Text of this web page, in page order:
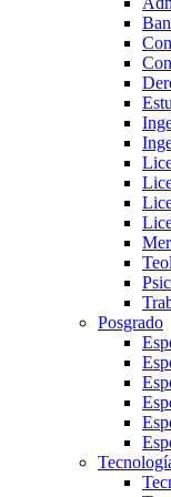
Posgrado